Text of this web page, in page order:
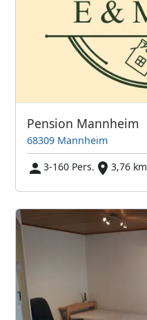
Pension Mannheim
68309 Mannheim
3-160 Pers.
3,76 km